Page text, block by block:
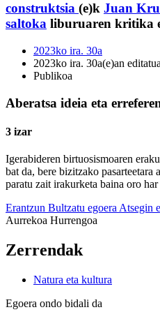
construktsia (e)k Juan
saltoka liburuaren kritika
2023ko ira. 30a
2023ko ira. 30a(e)an editatua
Publikoa
Aberatsa ideia eta
3 izar
Igerabideren birtuosismoaren
bat da, bere bizitzako
paratu zait irakurketa baina oro
Erantzun Bultzatu egoera Atsegin
Aurrekoa Hurrengoa
Zerrendak
Natura eta kultura
Egoera ondo bidali da